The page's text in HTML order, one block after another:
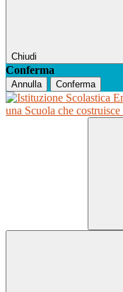
Chiudi
Conferma
Annulla Conferma
una Scuola che costruisce